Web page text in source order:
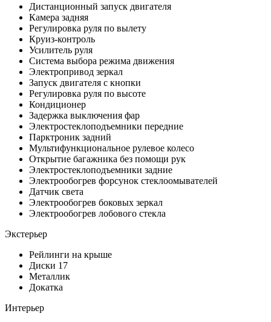
Дистанционный запуск двигателя
Камера задняя
Регулировка руля по вылету
Круиз-контроль
Усилитель руля
Система выбора режима движения
Электропривод зеркал
Запуск двигателя с кнопки
Регулировка руля по высоте
Кондиционер
Задержка выключения фар
Электростеклоподъемники передние
Парктроник задний
Мультифункциональное рулевое колесо
Открытие багажника без помощи рук
Электростеклоподъемники задние
Электрообогрев форсунок стеклоомывателей
Датчик света
Электрообогрев боковых зеркал
Электрообогрев лобового стекла
Экстерьер
Рейлинги на крыше
Диски 17
Металлик
Докатка
Интерьер